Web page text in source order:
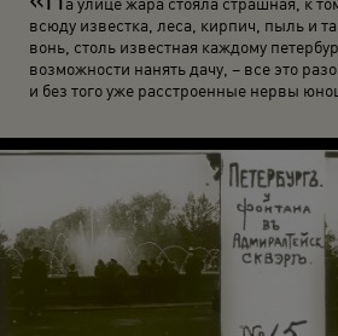
всюду известка, леса, кирпич, пыль и
вонь, столь известная каждому
возможности нанять дачу, – все это
и без того уже расстроенные нервы